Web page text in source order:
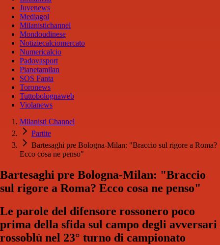
Juvenews
Mediagol
Milanistichannel
Mondoudinese
Notiziecalciomercato
Numericalcio
Padovasport
Pianetamilan
SOS Fanta
Toronews
Tuttobolognaweb
Violanews
Milanisti Channel
Partite
Bartesaghi pre Bologna-Milan: "Braccio sul rigore a Roma?
Ecco cosa ne penso"
Bartesaghi pre Bologna-Milan: "Braccio
sul rigore a Roma? Ecco cosa ne penso"
Le parole del difensore rossonero poco
prima della sfida sul campo degli avversari
rossoblù nel 23° turno di campionato